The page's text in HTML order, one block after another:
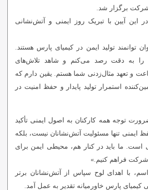
برگزار شد.
این آیین با تبریک روز ایمنی و آتش‌نشانی
توانمند تولید ایمن در کیمیای پارس هستند.
را به دقت رصد می‌کنم و شاهد تلاش‌های
و تعهد مثال‌زدنی شما هستم. یقین دارم که
استمرار تولید پایدار و حفظ امنیت در
توجه همه کارکنان به اصول ایمنی تأکید
ایمنی تنها مسئولیت آتش‌نشانان نیست، بلکه
است. ما باید در کنار هم، محیطی ایمن برای
فراهم کنیم.»
با اهدای لوح سپاس از آتش‌نشانان برتر
پارس خاورمیانه تقدیر به عمل آمد.